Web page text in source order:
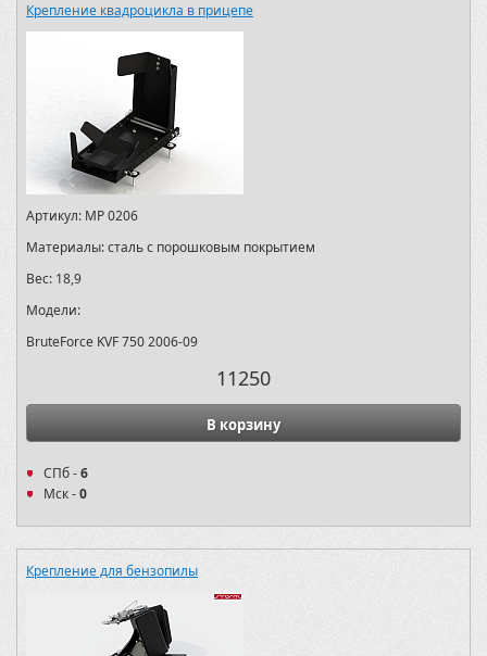
Крепление квадроцикла в прицепе
Артикул: MP 0206
Материалы:сталь с порошковым покрытием
Вес: 18,9
Модели:
BruteForce KVF 750 2006-09
11250
В корзину
СПб -6
Мск -0
Крепление для бензопилы